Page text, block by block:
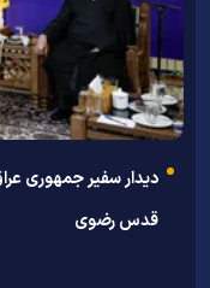
دیدار سفیر جمهوری
قدس رضوی